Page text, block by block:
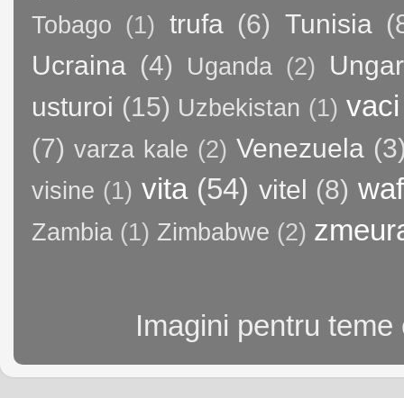
Tobago (1) trufa (6) Tunisia
Ucraina (4) Uganda (2)
usturoi (15) Uzbekistan (1) vaci
(7) varza kale (2) Venezuela
visine (1) vita (54) vitel (8)
Zambia (1) Zimbabwe (2)
Imagini pentru